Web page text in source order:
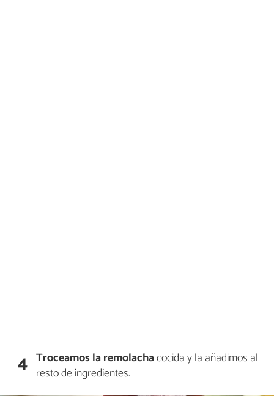
4 Troceamos la remolachacocida y la añadimos al
resto de ingredientes.